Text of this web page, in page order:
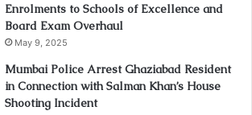
Enrolments to Schools of Excellence and
Board Exam Overhaul
May 9, 2025
Mumbai Police Arrest Ghaziabad Resident
in Connection with Salman Khan’s House
Shooting Incident